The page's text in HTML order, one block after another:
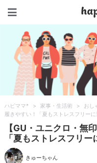
ハピママ* > 家事・生活術 > おし
履きやすい！「夏もストレスフリー
【GU・ユニクロ・無
「夏もストレスフリ
きゅーちゃん